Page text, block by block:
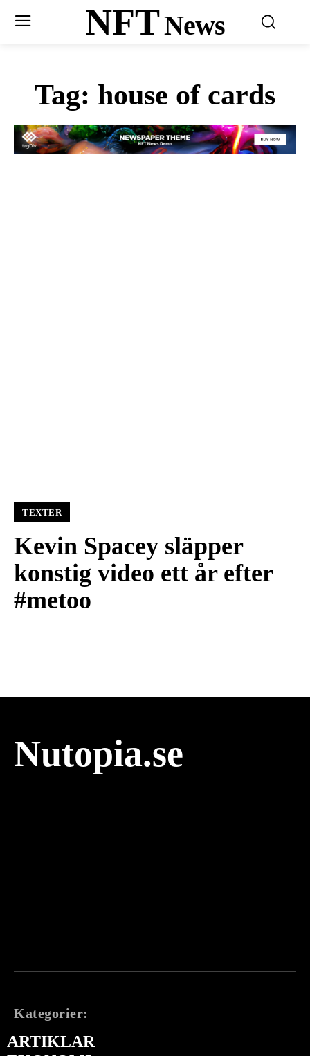
NFTNews
Tag: house of cards
TEXTER
Kevin Spacey släpper
konstig video ett år efter
#metoo
Nutopia.se
Kategorier:
ARTIKLAR